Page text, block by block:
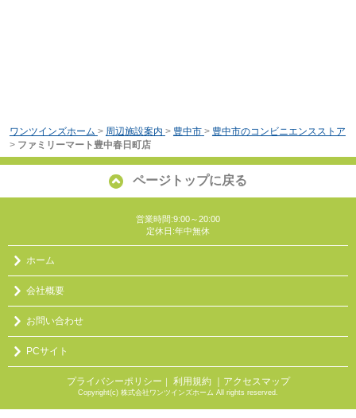
ワンツインズホーム > 周辺施設案内 > 豊中市 > 豊中市のコンビニエンスストア
> ファミリーマート豊中春日町店
ページトップに戻る
営業時間:9:00～20:00
定休日:年中無休
ホーム
会社概要
お問い合わせ
PCサイト
プライバシーポリシー ｜ 利用規約 ｜アクセスマップ
Copyright(c) 株式会社ワンツインズホーム All rights reserved.